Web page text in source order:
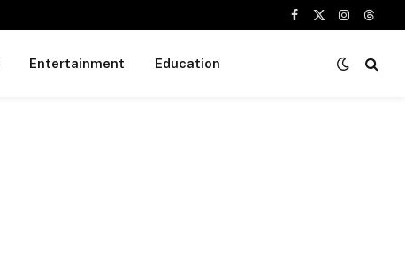
Facebook
X
Instagram
Entertainment Education